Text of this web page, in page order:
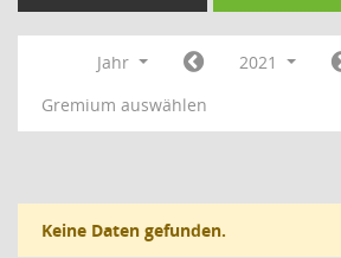
Jahr
2021
Gremium auswählen
Keine Daten gefunden.